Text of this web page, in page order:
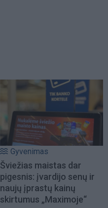
Gyvenimas
Šviežias maistas dar
pigesnis: įvardijo senų ir
naujų įprastų kainų
skirtumus „Maximoje“